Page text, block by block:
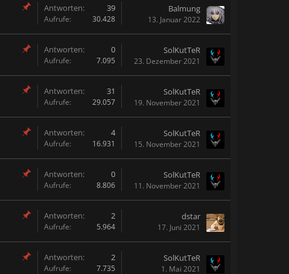
Antworten: 39
Aufrufe: 30.428
Balmung
13. Januar 2022
Antworten: 0
Aufrufe: 7.095
SolKutTeR
23. Dezember 2021
Antworten: 31
Aufrufe: 29.057
SolKutTeR
19. November 2021
Antworten: 4
Aufrufe: 16.931
SolKutTeR
15. November 2021
Antworten: 0
Aufrufe: 8.806
SolKutTeR
11. November 2021
Antworten: 2
Aufrufe: 5.964
dstar
17. Juni 2021
Antworten: 2
Aufrufe: 7.735
SolKutTeR
1. Mai 2021